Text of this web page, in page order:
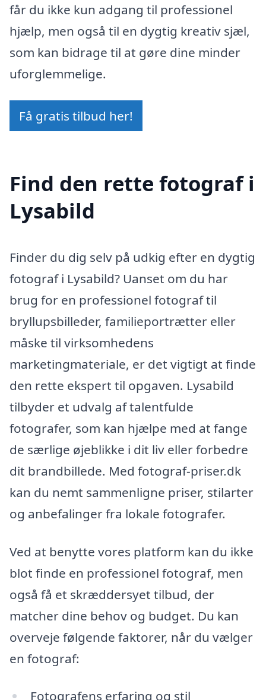
får du ikke kun adgang til professionel
hjælp, men også til en dygtig kreativ sjæl,
som kan bidrage til at gøre dine minder
uforglemmelige.
Få gratis tilbud her!
Find den rette fotograf i
Lysabild
Finder du dig selv på udkig efter en dygtig
fotograf i Lysabild? Uanset om du har
brug for en professionel fotograf til
bryllupsbilleder, familieportrætter eller
måske til virksomhedens
marketingmateriale, er det vigtigt at finde
den rette ekspert til opgaven. Lysabild
tilbyder et udvalg af talentfulde
fotografer, som kan hjælpe med at fange
de særlige øjeblikke i dit liv eller forbedre
dit brandbillede. Med fotograf-priser.dk
kan du nemt sammenligne priser, stilarter
og anbefalinger fra lokale fotografer.
Ved at benytte vores platform kan du ikke
blot finde en professionel fotograf, men
også få et skræddersyet tilbud, der
matcher dine behov og budget. Du kan
overveje følgende faktorer, når du vælger
en fotograf:
Fotografens erfaring og stil